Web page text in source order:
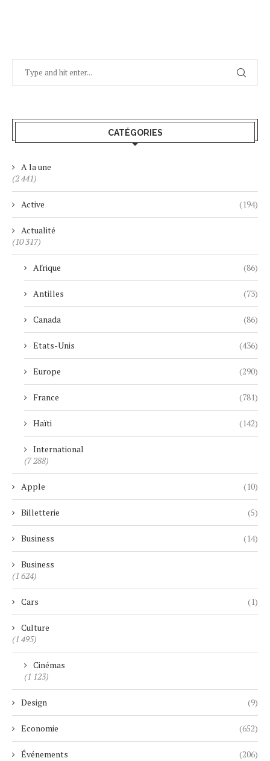
CATÉGORIES
A la une
(2 441)
Active (194)
Actualité
(10 317)
Afrique (86)
Antilles (73)
Canada (86)
Etats-Unis (436)
Europe (290)
France (781)
Haïti (142)
International
(7 288)
Apple (10)
Billetterie (5)
Business (14)
Business
(1 624)
Cars (1)
Culture
(1 495)
Cinémas
(1 123)
Design (9)
Economie (652)
Événements (206)